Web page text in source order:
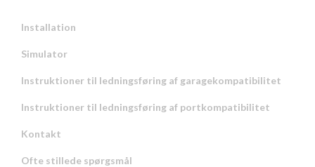
Installation
Simulator
Instruktioner til ledningsføring af garagekompatibilitet
Instruktioner til ledningsføring af portkompatibilitet
Kontakt
Ofte stillede spørgsmål